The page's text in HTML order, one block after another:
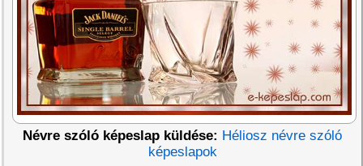
Névre szóló képeslap küldése: Héliosz névre szóló
képeslapok